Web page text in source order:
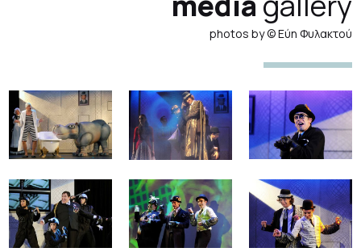
photos by © Εύη Φυλακτού